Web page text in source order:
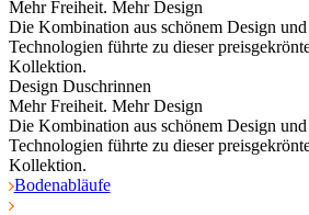
Mehr Freiheit. Mehr Design
Die Kombination aus schönem Design und
Technologien führte zu dieser
Kollektion.
Design Duschrinnen
Mehr Freiheit. Mehr Design
Die Kombination aus schönem Design und
Technologien führte zu dieser
Kollektion.
Bodenabläufe